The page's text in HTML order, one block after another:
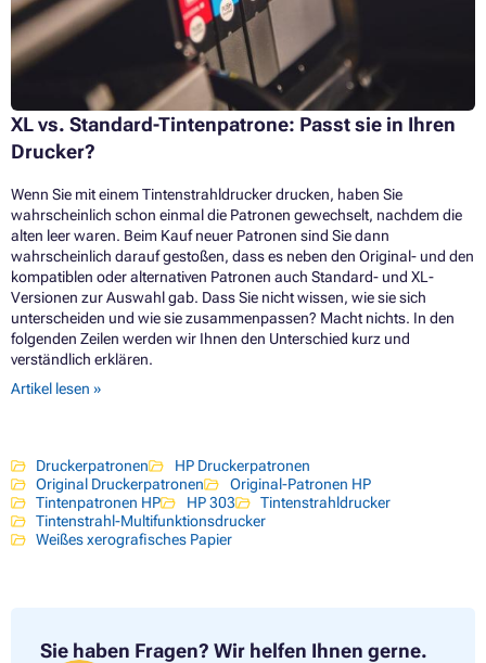
XL vs. Standard-Tintenpatrone: Passt sie in Ihren
Drucker?
Wenn Sie mit einem Tintenstrahldrucker drucken, haben Sie
wahrscheinlich schon einmal die Patronen gewechselt, nachdem die
alten leer waren. Beim Kauf neuer Patronen sind Sie dann
wahrscheinlich darauf gestoßen, dass es neben den Original- und den
kompatiblen oder alternativen Patronen auch Standard- und XL-
Versionen zur Auswahl gab. Dass Sie nicht wissen, wie sie sich
unterscheiden und wie sie zusammenpassen? Macht nichts. In den
folgenden Zeilen werden wir Ihnen den Unterschied kurz und
verständlich erklären.
Artikel lesen »
Druckerpatronen
HP Druckerpatronen
Original Druckerpatronen
Original-Patronen HP
Tintenpatronen HP
HP 303
Tintenstrahldrucker
Tintenstrahl-Multifunktionsdrucker
Weißes xerografisches Papier
Sie haben Fragen? Wir helfen Ihnen gerne.